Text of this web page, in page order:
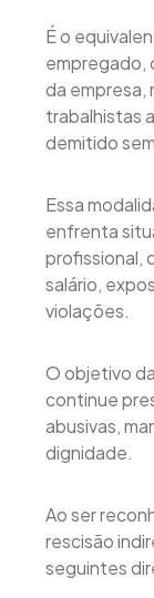
É o
empregado,
da empresa,
trabalhistas
demitido
Essa
enfrenta
profissional,
salário,
violações.
O objetivo
continue
abusivas,
dignidade.
Ao ser
rescisão
seguintes